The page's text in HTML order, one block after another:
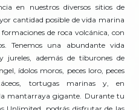
en nuestros diversos sitios de
cantidad posible de vida marina
de roca volcánica, con
Tenemos una abundante vida
además de tiburones de
ídolos moros, peces loro, peces
tortugas marinas y, en
mantarraya gigante. Durante tu